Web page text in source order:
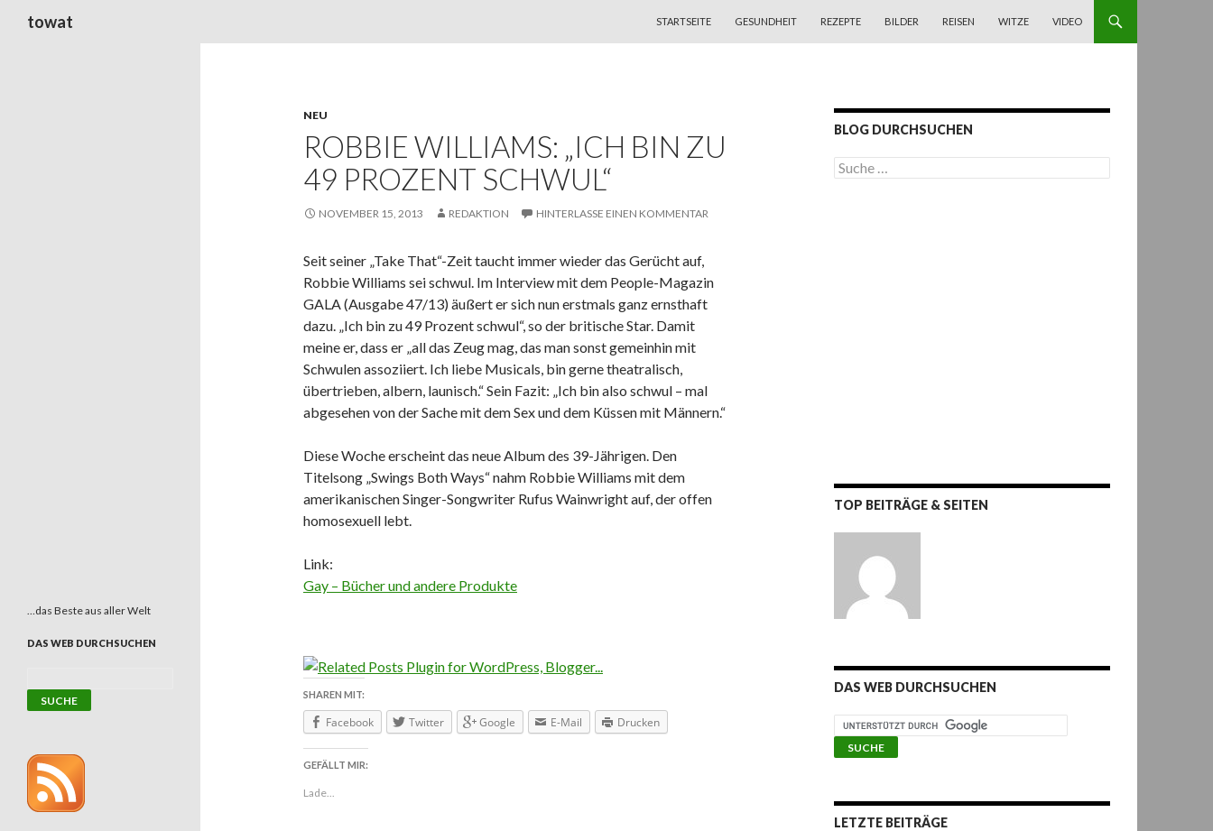
towat
STARTSEITE
GESUNDHEIT REZEPTE BILDER REISEN WITZE VIDEO
NEU
ROBBIE WILLIAMS: „ICH BIN ZU
49 PROZENT SCHWUL“
NOVEMBER 15, 2013 REDAKTION HINTERLASSE EINEN KOMMENTAR
Seit seiner „Take That“-Zeit taucht immer wieder das Gerücht auf,
Robbie Williams sei schwul. Im Interview mit dem People-Magazin
GALA (Ausgabe 47/13) äußert er sich nun erstmals ganz ernsthaft
dazu. „Ich bin zu 49 Prozent schwul“, so der britische Star. Damit
meine er, dass er „all das Zeug mag, das man sonst gemeinhin mit
Schwulen assoziiert. Ich liebe Musicals, bin gerne theatralisch,
übertrieben, albern, launisch.“ Sein Fazit: „Ich bin also schwul – mal
abgesehen von der Sache mit dem Sex und dem Küssen mit Männern.“
Diese Woche erscheint das neue Album des 39-Jährigen. Den
Titelsong „Swings Both Ways“ nahm Robbie Williams mit dem
amerikanischen Singer-Songwriter Rufus Wainwright auf, der offen
homosexuell lebt.
Link:
Gay – Bücher und andere Produkte
SHAREN MIT:
Facebook Twitter Google E-Mail Drucken
GEFÄLLT MIR:
Lade...
BLOG DURCHSUCHEN
S
u
TOP BEITRÄGE & SEITEN
DAS WEB DURCHSUCHEN
LETZTE BEITRÄGE
…das Beste aus aller Welt
DAS WEB DURCHSUCHEN